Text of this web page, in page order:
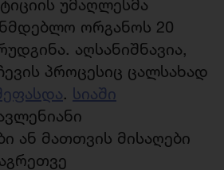
უმაღლესმა
ორგანოს 20
აღსანიშნავია,
პროცესიც ცალსახად
. სიაში
ან მათთვის მისაღები